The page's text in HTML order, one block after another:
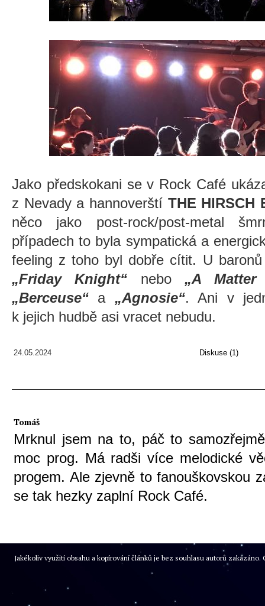
Jako předskokani se v Rock Café
z Nevady a hannoverští THE HIRSCH
něco jako post-rock/post-metal
případech to byla sympatická a
feeling z toho byl dobře cítit. U
„Friday Knight“ nebo„A Matter
„Berceuse“ a „Agnosie“. Ani v
k jejich hudbě asi vracet nebudu.
24.05.2024 Diskuse (1)
Tomáš
Mrknul jsem na to, páč to
moc prog. Má radši více melodické
progem. Ale zjevně to fanouškovskou
se tak hezky zaplní Rock Café.
Jakékoliv využití obsahu a kopírování článků je bez souhlasu autorů